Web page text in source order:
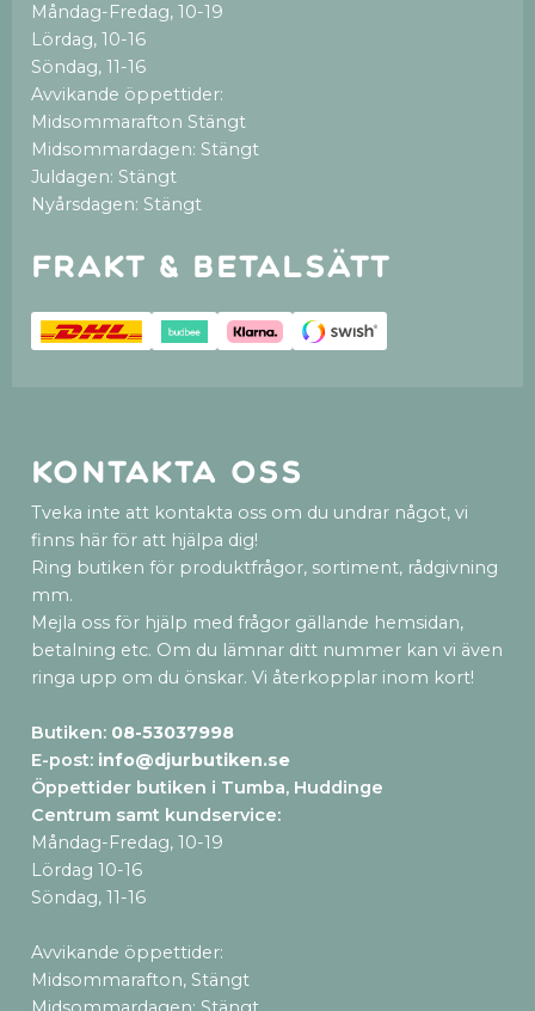
Måndag-Fredag, 10-19
Lördag, 10-16
Söndag, 11-16
Avvikande öppettider:
Midsommarafton Stängt
Midsommardagen: Stängt
Juldagen: Stängt
Nyårsdagen: Stängt
Frakt & betalsätt
Kontakta oss
Tveka inte att kontakta oss om du undrar något, vi
finns här för att hjälpa dig!
Ring butiken för produktfrågor, sortiment, rådgivning
mm.
Mejla oss för hjälp med frågor gällande hemsidan,
betalning etc. Om du lämnar ditt nummer kan vi även
ringa upp om du önskar. Vi återkopplar inom kort!
Butiken: 08-53037998
E-post: info@djurbutiken.se
Öppettider butiken i Tumba, Huddinge
Centrum samt kundservice:
Måndag-Fredag, 10-19
Lördag 10-16
Söndag, 11-16
Avvikande öppettider:
Midsommarafton, Stängt